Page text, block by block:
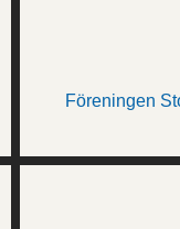
Föreningen